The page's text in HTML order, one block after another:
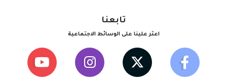
تابعنا
اعثر علينا على الوسائط الاجتماعية